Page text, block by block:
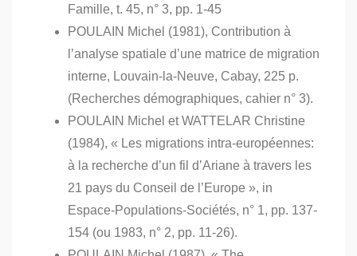
Famille, t. 45, n° 3, pp. 1-45
POULAIN Michel (1981), Contribution à
l’analyse spatiale d’une matrice de migration
interne, Louvain-la-Neuve, Cabay, 225 p.
(Recherches démographiques, cahier n° 3).
POULAIN Michel et WATTELAR Christine
(1984), « Les migrations intra-européennes:
à la recherche d’un fil d’Ariane à travers les
21 pays du Conseil de l’Europe », in
Espace-Populations-Sociétés, n° 1, pp. 137-
154 (ou 1983, n° 2, pp. 11-26).